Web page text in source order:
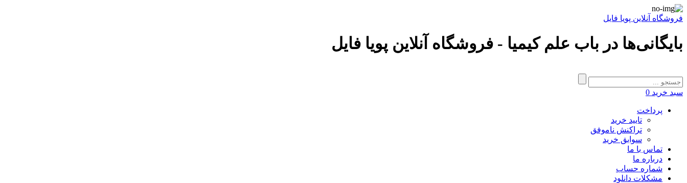
فروشگاه آنلاین پویا فایل
بایگانی‌ها در باب علم کیمیا - فروشگاه آنلاین پویا فایل
سبد خرید 0
پرداخت
تایید خرید
تراکنش ناموفق
سوابق خرید
تماس با ما
درباره ما
شماره حساب
مشکلات دانلود